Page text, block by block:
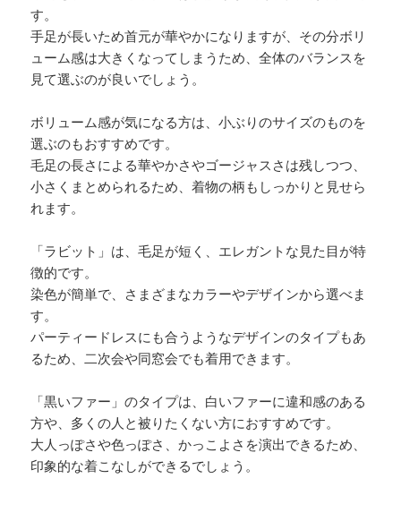
す。
手足が長いため首元が華やかになりますが、その分ボリ
ューム感は大きくなってしまうため、全体のバランスを
見て選ぶのが良いでしょう。
ボリューム感が気になる方は、小ぶりのサイズのものを
選ぶのもおすすめです。
毛足の長さによる華やかさやゴージャスさは残しつつ、
小さくまとめられるため、着物の柄もしっかりと見せら
れます。
「ラビット」は、毛足が短く、エレガントな見た目が特
徴的です。
染色が簡単で、さまざまなカラーやデザインから選べま
す。
パーティードレスにも合うようなデザインのタイプもあ
るため、二次会や同窓会でも着用できます。
「黒いファー」のタイプは、白いファーに違和感のある
方や、多くの人と被りたくない方におすすめです。
大人っぽさや色っぽさ、かっこよさを演出できるため、
印象的な着こなしができるでしょう。